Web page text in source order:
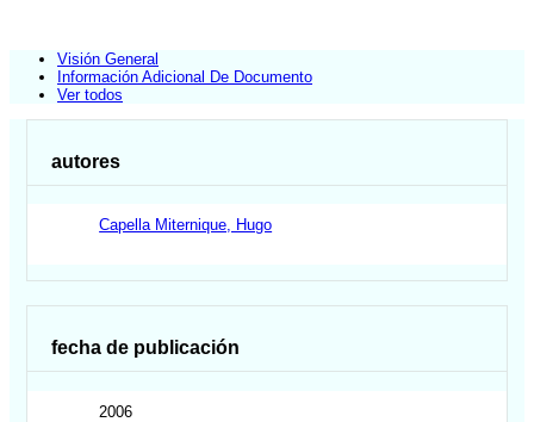
Visión General
Información Adicional De Documento
Ver todos
autores
Capella Miternique, Hugo
fecha de publicación
2006